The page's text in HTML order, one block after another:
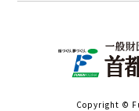
Copyright ©